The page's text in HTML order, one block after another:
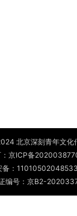
北京深刻青年文化
京ICP备
： 11010502048533
编号：京B2-